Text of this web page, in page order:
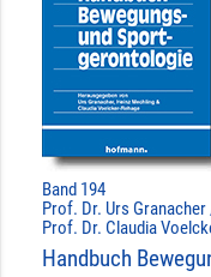
Band 194
Prof. Dr. Urs
Prof. Dr. Claudia
Handbuch